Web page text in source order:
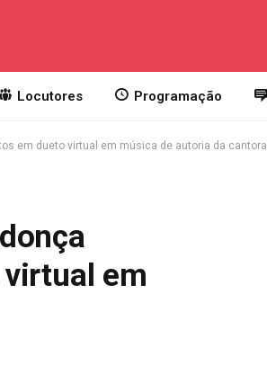
Locutores Programação
em dueto virtual em música de autoria da cantora
virtual em